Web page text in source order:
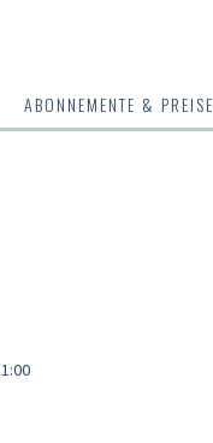
ABONNEMENTE & PREISE